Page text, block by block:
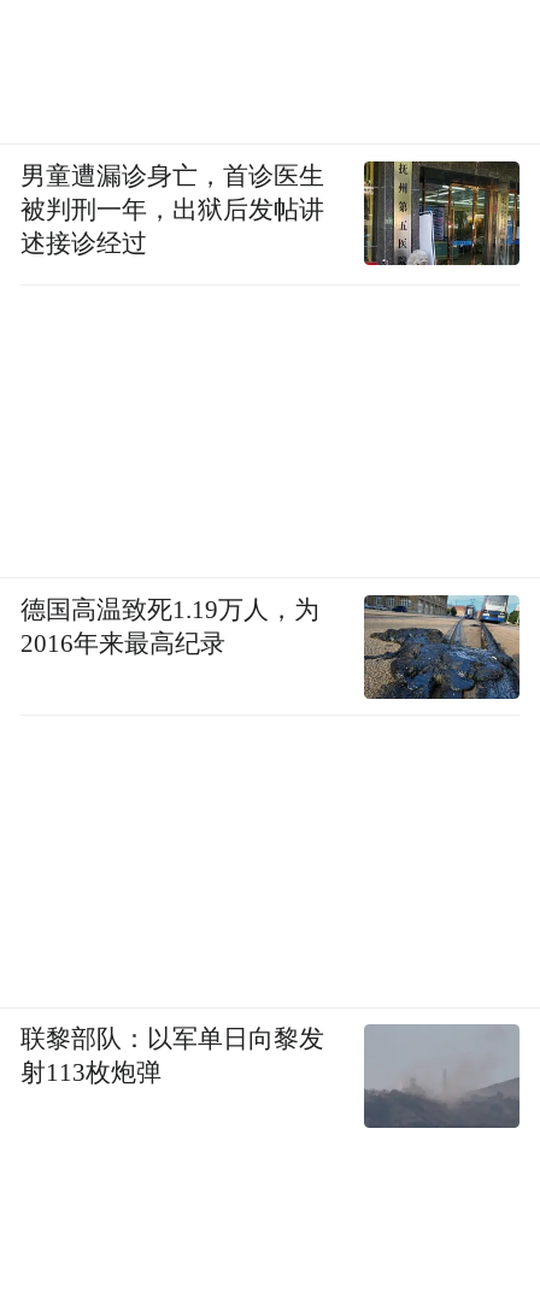
男童遭漏诊身亡，首诊医生
被判刑一年，出狱后发帖讲
述接诊经过
德国高温致死1.19万人，为
2016年来最高纪录
联黎部队：以军单日向黎发
射113枚炮弹